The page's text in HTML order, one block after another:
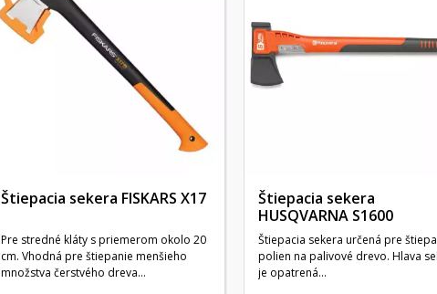
Štiepacia sekera FISKARS X17
Pre stredné kláty s priemerom okolo 20
cm. Vhodná pre štiepanie menšieho
množstva čerstvého dreva...
Štiepacia sekera
HUSQVARNA S1600
Štiepacia sekera určená pre
polien na palivové drevo. Hlava
je opatrená...